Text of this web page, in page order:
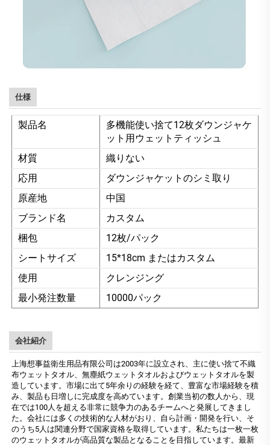
仕様
製品名
多機能使い捨て12枚ダウンジャケ
ット用ウェットティッシュ
材質
織りない
応用
ダウンジャケットのシミ取り
原産地
中国
ブランド名
カスタム
梱包
12枚/パック
シートサイズ
15*18cm またはカスタム
使用
クレンジング
最小発注数量
10000パック
会社紹介
上海想事益衛生用品有限公司は2003年に設立され、主に使い捨て不織
布ウェットタオル、無塵紙ウェットタオルおよびウェットタオルを製
造しています。市場に出て5年余りの経験を経て、豊富な市場経験を積
み、製品も日増しに完成度を高めています。創業当初の数人から、現
在では100人を超える非常に競争力のあるチームへと発展してきまし
た。会社には多くの技術的な人材がおり、自ら計画・開発を行い、そ
のうち5人は関連分野で国家資格を取得しています。私たちは一枚一枚
のウェットタオルが高品質な製品となることを目指しています。最新